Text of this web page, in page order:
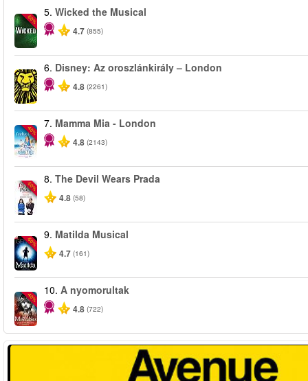
-50%
5. Wicked the Musical
4.7 (855)
6. Disney: Az oroszlánkirály – London
4.8 (2261)
-40%
7. Mamma Mia - London
4.8 (2143)
-50%
8. The Devil Wears Prada
4.8 (58)
-50%
9. Matilda Musical
4.7 (161)
-40%
10. A nyomorultak
4.8 (722)